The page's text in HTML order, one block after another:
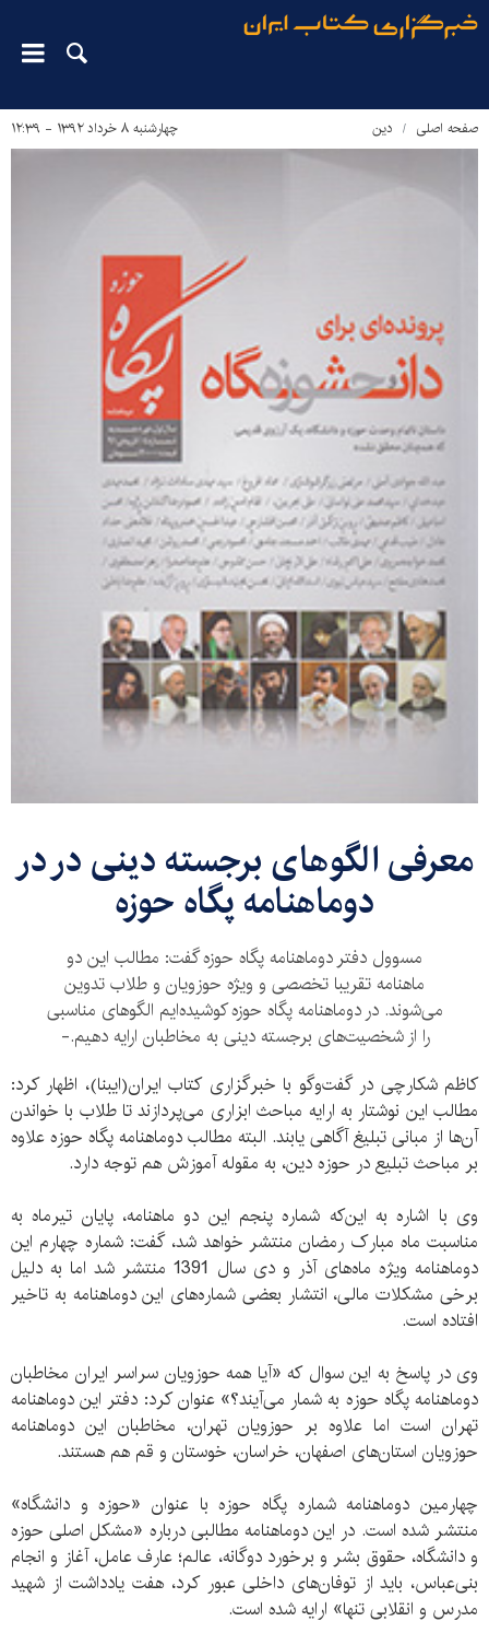
صفحه اصلی دین‌ چهارشنبه ۸ خرداد ۱۳۹۲ - ۱۲:۳۹
معرفی الگوهای برجسته دینی در در
دوماهنامه پگاه حوزه
مسوول دفتر دوماهنامه پگاه حوزه گفت: مطالب این دو
ماهنامه تقریبا تخصصی و ویژه حوزویان و طلاب تدوین
می‌شوند. در دوماهنامه پگاه حوزه کوشیده‌ایم الگوهای مناسبی
را از شخصیت‌های برجسته دینی به مخاطبان ارایه دهیم.-
کاظم شکارچی در گفت‌وگو با خبرگزاری کتاب ایران(ایبنا)، اظهار کرد:
مطالب این نوشتار به ارایه مباحث ابزاری می‌پردازند تا طلاب با خواندن
آن‌ها از مبانی تبلیغ آگاهی یابند. البته مطالب دوماهنامه پگاه حوزه علاوه
بر مباحث تبلیع در حوزه دین، به مقوله آموزش هم توجه دارد.
وی با اشاره به این‌که شماره پنجم این دو ماهنامه، پایان تیرماه به
مناسبت ماه مبارک رمضان منتشر خواهد شد، گفت: شماره چهارم این
دوماهنامه ویژه ماه‌های آذر و دی سال 1391 منتشر شد اما به دلیل
برخی مشکلات مالی، انتشار بعضی شماره‌های این دوماهنامه به تاخیر
افتاده است.
وی در پاسخ به این سوال که «آیا همه حوزویان سراسر ایران مخاطبان
دوماهنامه پگاه حوزه به شمار می‌آیند؟» عنوان کرد: دفتر این دوماهنامه
تهران است اما علاوه بر حوزویان تهران، مخاطبان این دوماهنامه
حوزویان استان‌های اصفهان، خراسان، خوستان و قم هم هستند.
چهارمین دوماهنامه شماره پگاه حوزه با عنوان «حوزه و دانشگاه»
منتشر شده است. در این دوماهنامه مطالبی درباره «مشکل اصلی حوزه
و دانشگاه، حقوق بشر و برخورد دوگانه، ‌عالم؛ عارف عامل، آغاز و انجام
بنی‌عباس، باید از توفان‌های داخلی عبور کرد، هفت یادداشت از شهید
مدرس و انقلابی‌ تنها» ارایه شده است.